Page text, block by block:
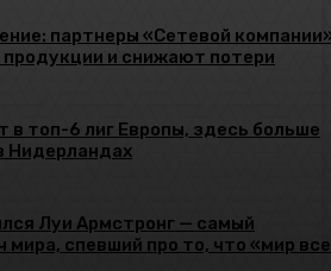
партнеры «Сетевой
и снижают потери
в топ-6 лиг Европы, здесь больше
Нидерландах
Луи Армстронг — самый
мира, спевший про то, что «мир